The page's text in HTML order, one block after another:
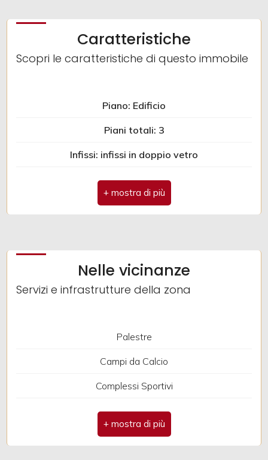
Caratteristiche
Scopri le caratteristiche di questo immobile
Piano: Edificio
Piani totali: 3
Infissi: infissi in doppio vetro
Anno di costruzione: 1997
Spese condominio: € 1
Ripostiglio
Infissi in legno
Nelle vicinanze
Servizi e infrastrutture della zona
Palestre
Campi da Calcio
Complessi Sportivi
Piste Ciclabili
Parchi Giochi